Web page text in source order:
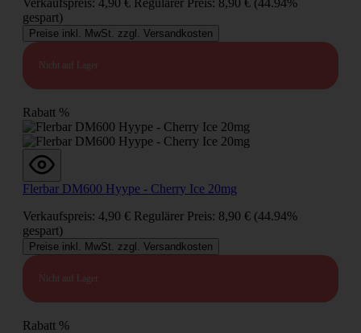
Verkaufspreis: 4,90 € Regulärer Preis: 8,90 € (44.94%
gespart)
Preise inkl. MwSt. zzgl. Versandkosten
Nicht auf Lager
Rabatt %
Flerbar DM600 Hyype - Cherry Ice 20mg
Verkaufspreis: 4,90 € Regulärer Preis: 8,90 € (44.94%
gespart)
Preise inkl. MwSt. zzgl. Versandkosten
Nicht auf Lager
Rabatt %